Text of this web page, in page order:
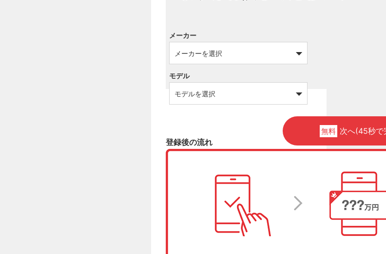
メーカー
モデル
無料 次へ(45秒で
登録後の流れ